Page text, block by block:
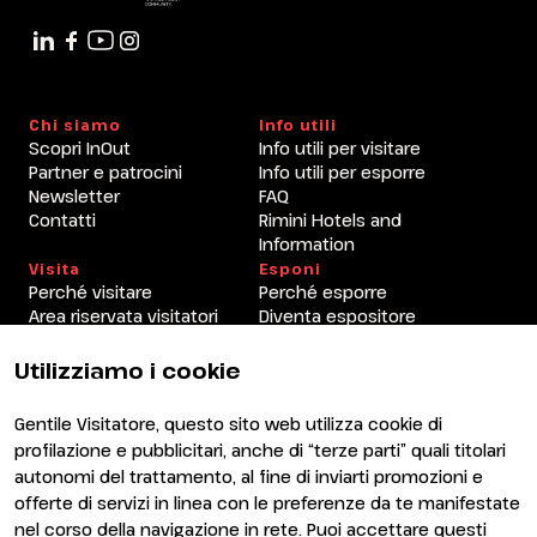
Utilizziamo i cookie
Gentile Visitatore, questo sito web utilizza cookie di
profilazione e pubblicitari, anche di “terze parti” quali titolari
autonomi del trattamento, al fine di inviarti promozioni e
offerte di servizi in linea con le preferenze da te manifestate
nel corso della navigazione in rete. Puoi accettare questi
Chi siamo
Scopri InOut
Partner e patrocini
Newsletter
Contatti
Info utili
Info utili per visitare
Info utili per esporre
FAQ
Rimini Hotels and
Information
Visita
Perché visitare
Area riservata visitatori
Esponi
Perché esporre
Diventa espositore
ENTI CERTIFICATORI